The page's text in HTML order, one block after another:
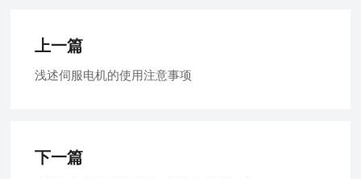
上一篇
浅述伺服电机的使用注意事项
下一篇